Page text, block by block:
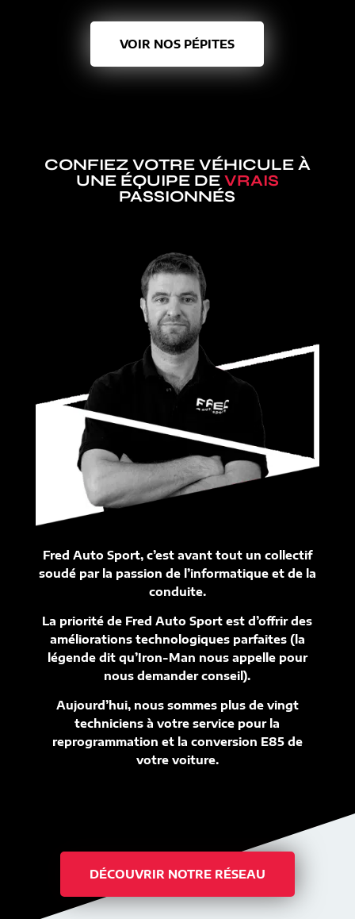
VOIR NOS PÉPITES
CONFIEZ VOTRE VÉHICULE À
UNE ÉQUIPE DE VRAIS
PASSIONNÉS
Fred Auto Sport, c’est avant tout un collectif
soudé par la passion de l’informatique et de la
conduite.
La priorité de Fred Auto Sport est d’offrir des
améliorations technologiques parfaites (la
légende dit qu’Iron-Man nous appelle pour
nous demander conseil).
Aujourd’hui, nous sommes plus de vingt
techniciens à votre service pour la
reprogrammation et la conversion E85 de
votre voiture.
DÉCOUVRIR NOTRE RÉSEAU